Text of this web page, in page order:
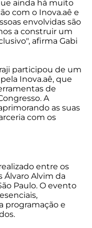
ainda há muito
com o Inova.aê e
envolvidas são
a construir um
afirma Gabi
participou de um
Inova.aê, que
de
A
as suas
com os
entre os
Álvaro Alvim da
Paulo. O evento
programação e